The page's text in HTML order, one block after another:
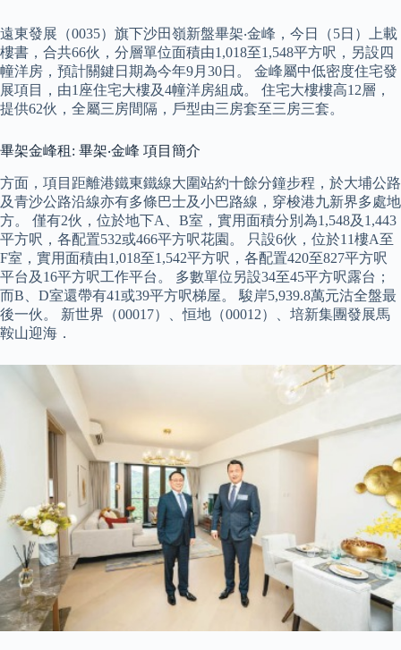
遠東發展（0035）旗下沙田嶺新盤畢架‧金峰，今日（5日）上載
樓書，合共66伙，分層單位面積由1,018至1,548平方呎，另設四
幢洋房，預計關鍵日期為今年9月30日。 金峰屬中低密度住宅發
展項目，由1座住宅大樓及4幢洋房組成。 住宅大樓樓高12層，
提供62伙，全屬三房間隔，戶型由三房套至三房三套。
畢架金峰租: 畢架‧金峰 項目簡介
方面，項目距離港鐵東鐵線大圍站約十餘分鐘步程，於大埔公路
及青沙公路沿線亦有多條巴士及小巴路線，穿梭港九新界多處地
方。 僅有2伙，位於地下A、B室，實用面積分別為1,548及1,443
平方呎，各配置532或466平方呎花園。 只設6伙，位於11樓A至
F室，實用面積由1,018至1,542平方呎，各配置420至827平方呎
平台及16平方呎工作平台。 多數單位另設34至45平方呎露台；
而B、D室還帶有41或39平方呎梯屋。 駿岸5,939.8萬元沽全盤最
後一伙。 新世界（00017）、恒地（00012）、培新集團發展馬
鞍山迎海．